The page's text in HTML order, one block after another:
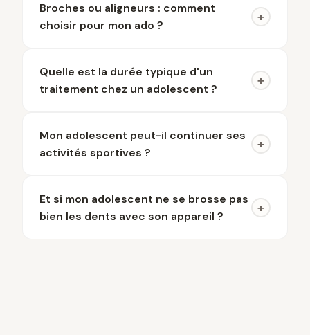
Broches ou aligneurs : comment
choisir pour mon ado ?
+
Quelle est la durée typique d'un
traitement chez un adolescent ?
+
Mon adolescent peut-il continuer ses
activités sportives ?
+
Et si mon adolescent ne se brosse pas
bien les dents avec son appareil ?
+